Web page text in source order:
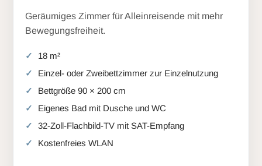
Geräumiges Zimmer für Alleinreisende mit mehr
Bewegungsfreiheit.
18 m²
Einzel- oder Zweibettzimmer zur Einzelnutzung
Bettgröße 90 × 200 cm
Eigenes Bad mit Dusche und WC
32-Zoll-Flachbild-TV mit SAT-Empfang
Kostenfreies WLAN